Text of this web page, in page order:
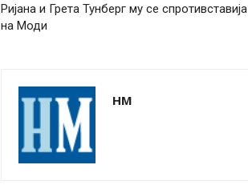
Ријана и Грета Тунберг му се спротивставија
на Моди
НМ